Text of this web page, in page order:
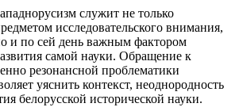
служит не только
исследовательского внимания,
и по сей день важным фактором
самой науки. Обращение к
резонансной проблематики
уяснить контекст, неоднородность
белорусской исторической науки.